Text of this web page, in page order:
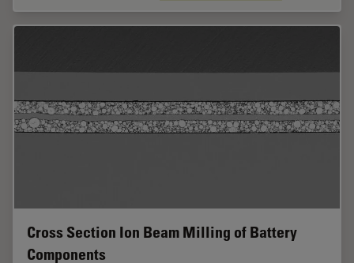
Cross Section Ion Beam Milling of Battery
Components